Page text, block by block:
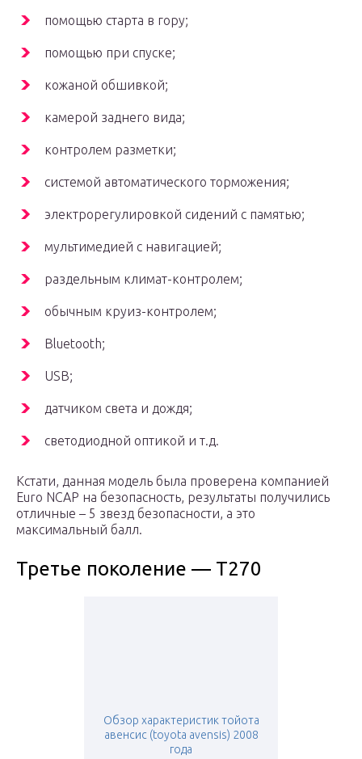
помощью старта в гору;
помощью при спуске;
кожаной обшивкой;
камерой заднего вида;
контролем разметки;
системой автоматического торможения;
электрорегулировкой сидений с памятью;
мультимедией с навигацией;
раздельным климат-контролем;
обычным круиз-контролем;
Bluetooth;
USB;
датчиком света и дождя;
светодиодной оптикой и т.д.
Кстати, данная модель была проверена компанией
Euro NCAP на безопасность, результаты получились
отличные – 5 звезд безопасности, а это
максимальный балл.
Третье поколение — T270
Обзор характеристик тойота
авенсис (toyota avensis) 2008
года